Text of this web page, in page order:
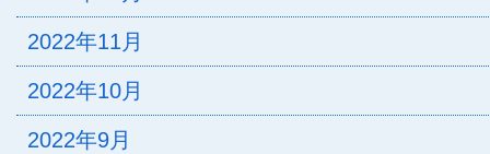
2022年11月
2022年10月
2022年9月